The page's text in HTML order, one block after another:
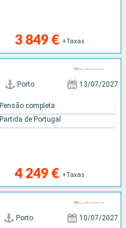
3 849 € +Taxas
Porto 13/07/2027
4 249 € +Taxas
Pensão completa
Partida de Portugal
Porto 10/07/2027